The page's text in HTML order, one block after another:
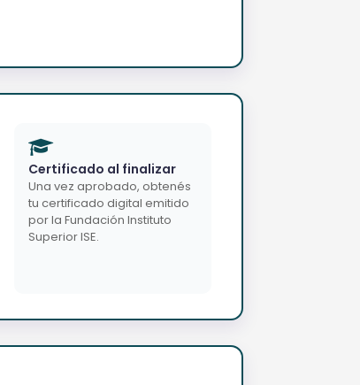
Certificado al finalizar
Una vez aprobado, obtenés
tu certificado digital emitido
por la Fundación Instituto
Superior ISE.